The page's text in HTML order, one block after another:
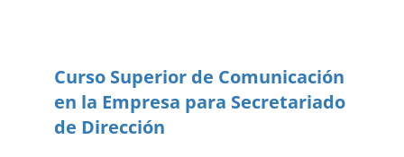
Curso Superior de Comunicación
en la Empresa para Secretariado
de Dirección